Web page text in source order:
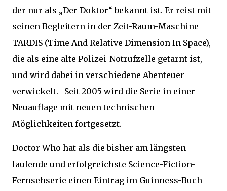
der nur als „Der Doktor“ bekannt ist. Er reist mit
seinen Begleitern in der Zeit-Raum-Maschine
TARDIS (Time And Relative Dimension In Space),
die als eine alte Polizei-Notrufzelle getarnt ist,
und wird dabei in verschiedene Abenteuer
verwickelt. Seit 2005 wird die Serie in einer
Neuauflage mit neuen technischen
Möglichkeiten fortgesetzt.
Doctor Who hat als die bisher am längsten
laufende und erfolgreichste Science-Fiction-
Fernsehserie einen Eintrag im Guinness-Buch